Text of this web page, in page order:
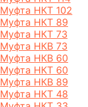
Муфта НКТ 102
Муфта НКТ 89
Муфта НКТ 73
Муфта НКВ 73
Муфта НКВ 60
Муфта НКТ 60
Муфта НКВ 89
Муфта НКТ 48